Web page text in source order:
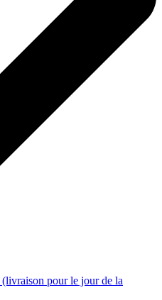
(livraison pour le jour de la